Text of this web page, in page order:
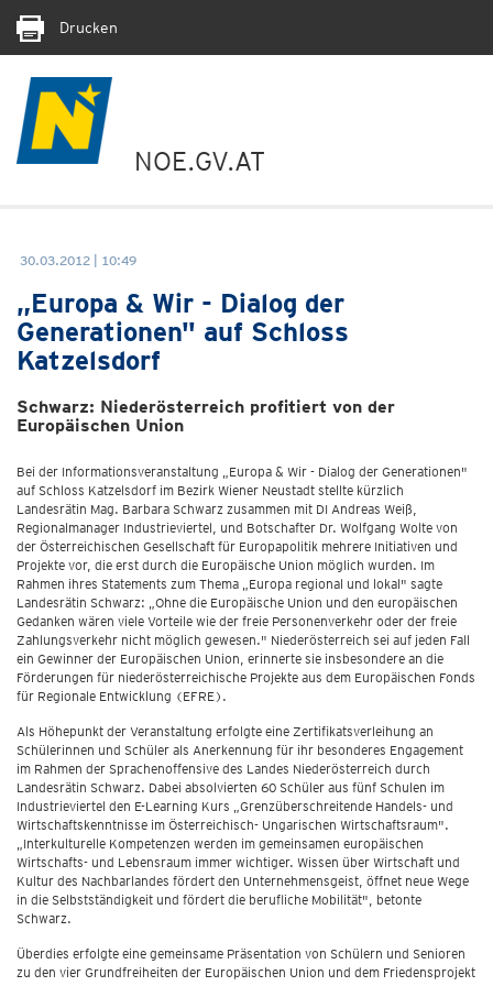
Drucken
NOE.GV.AT
30.03.2012 | 10:49
„Europa & Wir - Dialog der
Generationen" auf Schloss
Katzelsdorf
Schwarz: Niederösterreich profitiert von der
Europäischen Union
Bei der Informationsveranstaltung „Europa & Wir - Dialog der Generationen"
auf Schloss Katzelsdorf im Bezirk Wiener Neustadt stellte kürzlich
Landesrätin Mag. Barbara Schwarz zusammen mit DI Andreas Weiß,
Regionalmanager Industrieviertel, und Botschafter Dr. Wolfgang Wolte von
der Österreichischen Gesellschaft für Europapolitik mehrere Initiativen und
Projekte vor, die erst durch die Europäische Union möglich wurden. Im
Rahmen ihres Statements zum Thema „Europa regional und lokal" sagte
Landesrätin Schwarz: „Ohne die Europäische Union und den europäischen
Gedanken wären viele Vorteile wie der freie Personenverkehr oder der freie
Zahlungsverkehr nicht möglich gewesen." Niederösterreich sei auf jeden Fall
ein Gewinner der Europäischen Union, erinnerte sie insbesondere an die
Förderungen für niederösterreichische Projekte aus dem Europäischen Fonds
für Regionale Entwicklung (EFRE).
Als Höhepunkt der Veranstaltung erfolgte eine Zertifikatsverleihung an
Schülerinnen und Schüler als Anerkennung für ihr besonderes Engagement
im Rahmen der Sprachenoffensive des Landes Niederösterreich durch
Landesrätin Schwarz. Dabei absolvierten 60 Schüler aus fünf Schulen im
Industrieviertel den E-Learning Kurs „Grenzüberschreitende Handels- und
Wirtschaftskenntnisse im Österreichisch- Ungarischen Wirtschaftsraum".
„Interkulturelle Kompetenzen werden im gemeinsamen europäischen
Wirtschafts- und Lebensraum immer wichtiger. Wissen über Wirtschaft und
Kultur des Nachbarlandes fördert den Unternehmensgeist, öffnet neue Wege
in die Selbstständigkeit und fördert die berufliche Mobilität", betonte
Schwarz.
Überdies erfolgte eine gemeinsame Präsentation von Schülern und Senioren
zu den vier Grundfreiheiten der Europäischen Union und dem Friedensprojekt